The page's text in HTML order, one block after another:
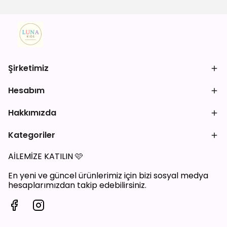
Şirketimiz
Hesabım
Hakkımızda
Kategoriler
AİLEMİZE KATILIN🩷
En yeni ve güncel ürünlerimiz için bizi sosyal medya
hesaplarımızdan takip edebilirsiniz.